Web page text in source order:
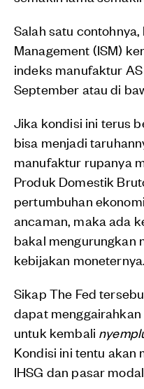
Salah satu
Management (ISM)
indeks manufaktur
September atau di
Jika kondisi ini terus
bisa menjadi
manufaktur rupanya
Produk Domestik
pertumbuhan
ancaman, maka ada
bakal mengurungkan
kebijakan moneternya.
Sikap The Fed
dapat
untuk kembali
Kondisi ini tentu akan
IHSG dan pasar